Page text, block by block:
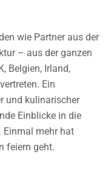
wie Partner aus der
– aus der ganzen
Belgien, Irland,
Ein
und kulinarischer
Einblicke in die
Einmal mehr hat
feiern geht.